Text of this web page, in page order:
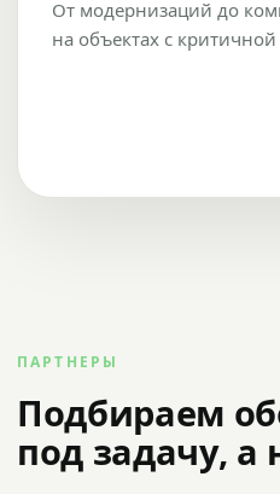
От модернизаций до
на объектах с критичной
ПАРТНЕРЫ
Подбираем
под задачу, а